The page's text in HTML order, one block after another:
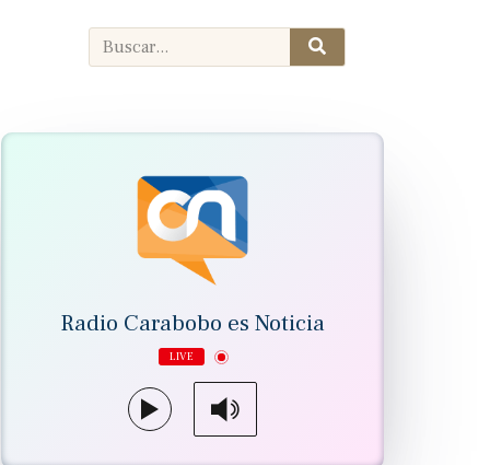
Search
Radio Carabobo es Noticia
LIVE